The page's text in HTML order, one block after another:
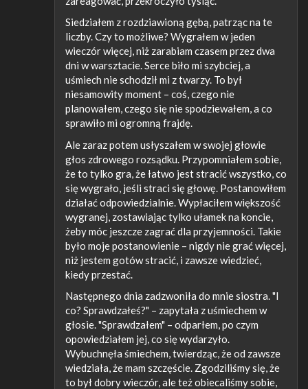
Siedziałem z rozdziawioną gębą, patrząc na te
liczby. Czy to możliwe? Wygrałem w jeden
wieczór więcej, niż zarabiam czasem przez dwa
dni w warsztacie. Serce biło mi szybciej, a
uśmiech nie schodził mi z twarzy. To był
niesamowity moment – coś, czego nie
planowałem, czego się nie spodziewałem, a co
sprawiło mi ogromną frajdę.
Ale zaraz potem usłyszałem w swojej głowie
głos zdrowego rozsądku. Przypomniałem sobie,
że to tylko gra, że łatwo jest stracić wszystko, co
się wygrało, jeśli straci się głowę. Postanowiłem
działać odpowiedzialnie. Wypłaciłem większość
wygranej, zostawiając tylko ułamek na koncie,
żeby móc jeszcze zagrać dla przyjemności. Takie
było moje postanowienie – nigdy nie grać więcej,
niż jestem gotów stracić, i zawsze wiedzieć,
kiedy przestać.
Następnego dnia zadzwoniła do mnie siostra. "I
co? Sprawdzałeś?" – zapytała z uśmiechem w
głosie. "Sprawdzałem" – odparłem, po czym
opowiedziałem jej, co się wydarzyło.
Wybuchnęła śmiechem, twierdząc, że od zawsze
wiedziała, że mam szczęście. Zgodziliśmy się, że
to był dobry wieczór, ale też obiecaliśmy sobie,